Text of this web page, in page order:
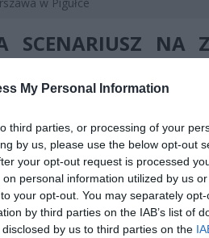
My Personal Information
third parties, or processing of your
by us, please use the below opt-out
your opt-out request is processed
personal information utilized by us
your opt-out. You may separately
by third parties on the IAB’s list of
by us to third parties on the
SCENARIUSZ NA
zim. Jak informuje portal
Piotr Szuster przewiduje, że
pogodą.